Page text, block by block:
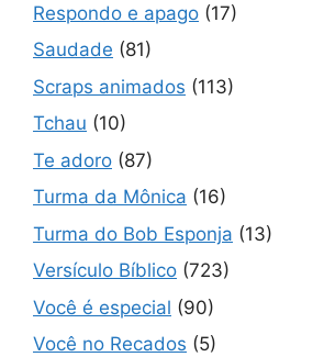
Respondo e apago (17)
Saudade (81)
Scraps animados (113)
Tchau (10)
Te adoro (87)
Turma da Mônica (16)
Turma do Bob Esponja (13)
Versículo Bíblico (723)
Você é especial (90)
Você no Recados (5)